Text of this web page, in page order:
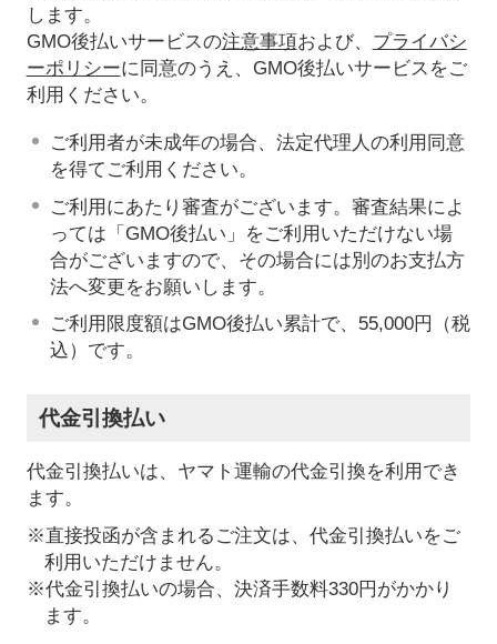
します。
GMO後払いサービスの注意事項および、 プライバシ
ーポリシーに同意のうえ、GMO後払いサービスをご
利用ください。
ご利用者が未成年の場合、法定代理人の利用同意
を得てご利用ください。
ご利用にあたり審査がございます。審査結果によ
っては「GMO後払い」をご利用いただけない場
合がございますので、その場合には別のお支払方
法へ変更をお願いします。
ご利用限度額はGMO後払い累計で、55,000円（税
込）です。
代金引換払い
代金引換払いは、ヤマト運輸の代金引換を利用でき
ます。
※直接投函が含まれるご注文は、代金引換払いをご
利用いただけません。
※代金引換払いの場合、決済手数料330円がかかり
ます。